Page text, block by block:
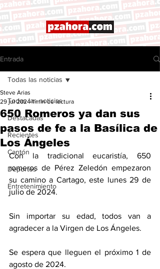
Entrada
Todas las noticias
Destacadas
Recientes
Cantón
Deportes
Entretenimiento
Todas las noticias
650 Romeros ya dan sus
pasos de fe a la Basílica de
Los Ángeles
Steve Arias
29 jul 2024 1 min de lectura
Con la tradicional eucaristía, 650
romeros de Pérez Zeledón empezaron
su camino a Cartago, este lunes 29 de
julio de 2024.
Sin importar su edad, todos van a
agradecer a la Virgen de Los Ángeles.
Se espera que lleguen el próximo 1 de
agosto de 2024.